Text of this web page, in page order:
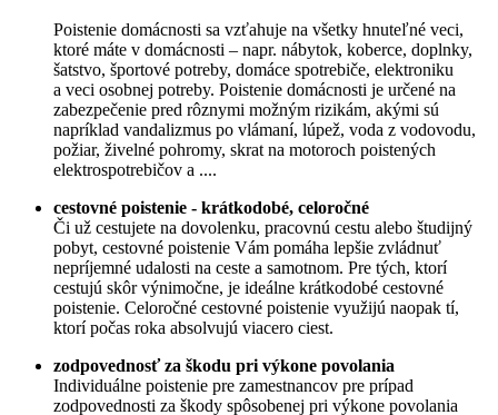
Poistenie domácnosti sa vzťahuje na všetky hnuteľné veci,
ktoré máte v domácnosti – napr. nábytok, koberce, doplnky,
šatstvo, športové potreby, domáce spotrebiče, elektroniku
a veci osobnej potreby. Poistenie domácnosti je určené na
zabezpečenie pred rôznymi možným rizikám, akými sú
napríklad vandalizmus po vlámaní, lúpež, voda z vodovodu,
požiar, živelné pohromy, skrat na motoroch poistených
elektrospotrebičov a ....
cestovné poistenie - krátkodobé, celoročné
Či už cestujete na dovolenku, pracovnú cestu alebo študijný
pobyt, cestovné poistenie Vám pomáha lepšie zvládnuť
nepríjemné udalosti na ceste a samotnom. Pre tých, ktorí
cestujú skôr výnimočne, je ideálne krátkodobé cestovné
poistenie. Celoročné cestovné poistenie využijú naopak tí,
ktorí počas roka absolvujú viacero ciest.
zodpovednosť za škodu pri výkone povolania
Individuálne poistenie pre zamestnancov pre prípad
zodpovednosti za škody spôsobenej pri výkone povolania